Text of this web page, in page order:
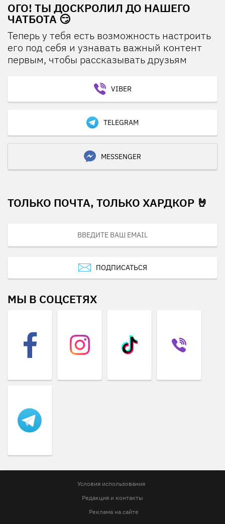
ОГО! ТЫ ДОСКРОЛИЛ ДО НАШЕГО
ЧАТБОТА 😏
Теперь у тебя есть возможность настроить
его под себя и узнавать важный контент
первым, чтобы рассказывать друзьям
VIBER
TELEGRAM
MESSENGER
ТОЛЬКО ПОЧТА, ТОЛЬКО ХАРДКОР 🤘
ПОДПИСАТЬСЯ
МЫ В СОЦСЕТЯХ
Условия использования
Редакция и контакты
Реклама на сайте